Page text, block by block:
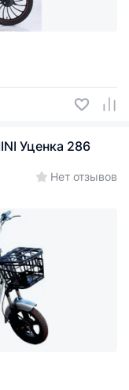
Уценка 286
Нет отзывов